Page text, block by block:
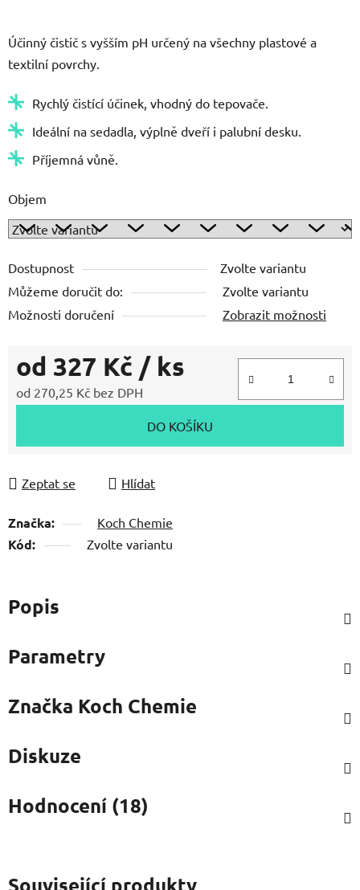
Účinný čistič s vyšším pH určený na všechny plastové a
textilní povrchy.
Rychlý čistící účinek, vhodný do tepovače.
Ideální na sedadla, výplně dveří i palubní desku.
Příjemná vůně.
Objem
Dostupnost
Zvolte variantu
Můžeme doručit do:
Zvolte variantu
Možnosti doručení
Zobrazit možnosti
od 327 Kč / ks
od 270,25 Kč bez DPH
DO KOŠÍKU
Zeptat se Hlídat
Značka: Koch Chemie
Kód: Zvolte variantu
Popis
Parametry
Značka Koch Chemie
Diskuze
Hodnocení (18)
Související produkty